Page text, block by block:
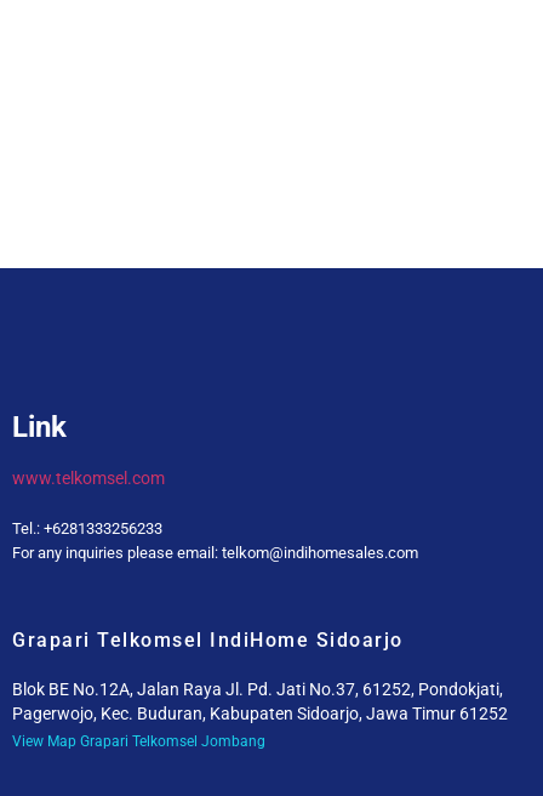
Link
www.telkomsel.com
Tel.: +6281333256233
For any inquiries please email: telkom@indihomesales.com
Grapari Telkomsel IndiHome Sidoarjo
Blok BE No.12A, Jalan Raya Jl. Pd. Jati No.37, 61252, Pondokjati,
Pagerwojo, Kec. Buduran, Kabupaten Sidoarjo, Jawa Timur 61252
View Map Grapari Telkomsel Jombang